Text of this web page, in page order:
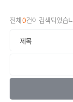
전체0건이 검색되었습